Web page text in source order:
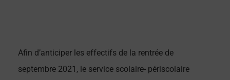
Afin d’anticiper les effectifs de la rentrée de
septembre 2021, le service scolaire- périscolaire